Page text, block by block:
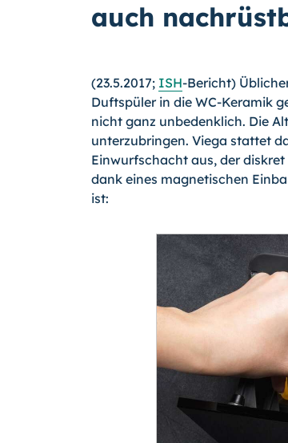
auch
(23.5.2017; ISH-Bericht)
Duftspüler in die WC-Keramik
nicht ganz unbedenklich. Die
unterzubringen. Viega stattet
Einwurfschacht aus, der
dank eines magnetischen
ist: